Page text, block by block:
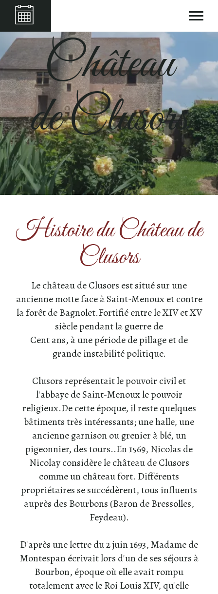
Château
de Clusors
Histoire du Château de
Clusors
Le château de Clusors est situé sur une
ancienne motte face à Saint-Menoux et contre
la forêt de Bagnolet.Fortifié entre le XIV et XV
siècle pendant la guerre de
Cent ans, à une période de pillage et de
grande instabilité politique.
Clusors représentait le pouvoir civil et
l'abbaye de Saint-Menoux le pouvoir
religieux.De cette époque, il reste quelques
bâtiments très intéressants; une halle, une
ancienne garnison ou grenier à blé, un
pigeonnier, des tours..En 1569, Nicolas de
Nicolay considère le château de Clusors
comme un château fort. Différents
propriétaires se succédèrent, tous influents
auprès des Bourbons (Baron de Bressolles,
Feydeau).
D'après une lettre du 2 juin 1693, Madame de
Montespan écrivait lors d'un de ses séjours à
Bourbon, époque où elle avait rompu
totalement avec le Roi Louis XIV, qu'elle